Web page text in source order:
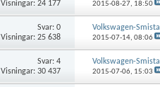
Visningar: 24 177
2015-08-27, 18:50
Svar:0
Visningar: 25 638
Volkswagen-Smista
2015-07-14, 08:06
Svar:4
Visningar: 30 437
Volkswagen-Smista
2015-07-06, 15:03